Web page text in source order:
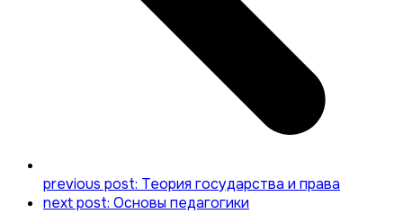
previous post: Теория государства и права
next post: Основы педагогики